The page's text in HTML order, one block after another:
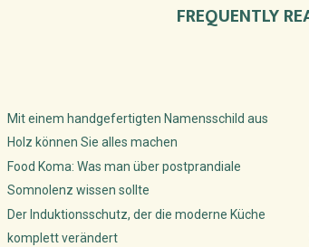
FREQUENTLY
Mit einem handgefertigten Namensschild aus
Holz können Sie alles machen
Food Koma: Was man über postprandiale
Somnolenz wissen sollte
Der Induktionsschutz, der die moderne Küche
komplett verändert